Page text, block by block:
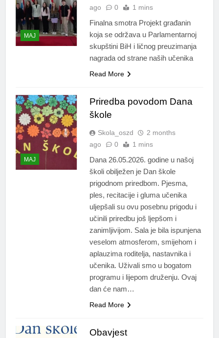
MAJ
ago
0 1 mins
Finalna smotra Projekt građanin
koja se održava u Parlamentarnoj
skupštini BiH i ličnog preuzimanja
nagrada od strane naših učenika
Read More
MAJ
Priredba povodom Dana
škole
Skola_oszd
2 months
ago
0 1 mins
Dana 26.05.2026. godine u našoj
školi obilježen je Dan škole
prigodnom priredbom. Pjesma,
ples, recitacije i gluma učenika
uljepšali su ovu posebnu prigodu i
učinili priredbu još ljepšom i
zanimljivijom. Sala je bila ispunjena
veselom atmosferom, smijehom i
aplauzima roditelja, nastavnika i
učenika. Uživali smo u bogatom
programu i lijepom druženju. Ovaj
dan će nam…
Read More
Obavjest